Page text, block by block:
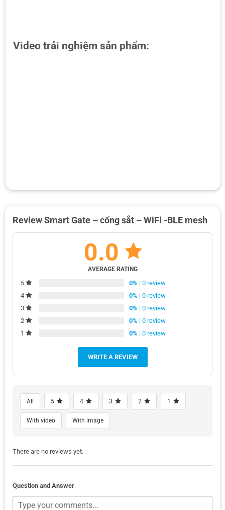
Video trải nghiệm sản phẩm:
Review Smart Gate – cổng sắt – WiFi -BLE mesh
0.0
AVERAGE RATING
5 0% | 0 review
4
0% | 0 review
3
0% | 0 review
2
0% | 0 review
1
0% | 0 review
WRITE A REVIEW
All 5 4 3 2 1
With video With image
There are no reviews yet.
Question and Answer